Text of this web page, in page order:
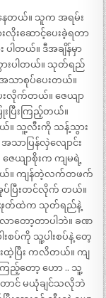
နေတယ်။ သူက အရမ်း
းဆောင့်ပေးခဲ့ရတာ
ပါတယ်။ ဒီအချိန်မှာ
ားပါတယ်။ သုတ်ရည်
သာစုပ်ပေးတယ်။
းလိုက်တယ်။ ဇေယျာ
ပြီးကြည့်တယ်။
ယ်။ သူ့လီးကို သန့်သွား
သာပြန်လှဲလျောင်း
ေယျာစိုးက ကျမရဲ့
။ ကျန်တဲ့လက်တဖက်
ပ်ပြီးတင်လိုက် တယ်။
ဖုတ်ထဲက သုတ်ရည်နဲ့
ာတော့တာပါဘဲ။ ခဏ
းစပ်ကို သူ့ပါးစပ်နဲ့ တေ့
းထဲ့ပြီး ကလိတယ်။ ကျ
ြည့်တော့ ဟော .. သူ့
တောင် မယုံချင်သလိုဘဲ